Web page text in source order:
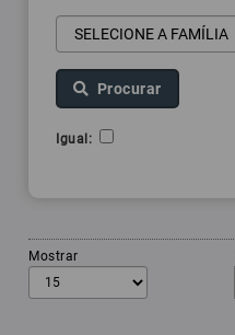
Procurar
Igual:
Mostrar